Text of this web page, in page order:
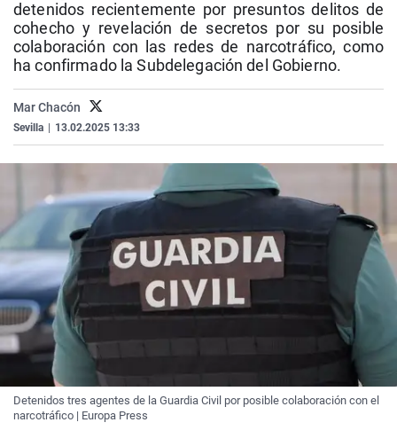
La rosa de los vientos
Gente viajera
Como el perro y el
Caso
Retornados
Equipo de
Extremadura
Galicia
La Rioja
Virales
Televisión
Elecciones
detenidos recientemente por presuntos delitos de
cohecho y revelación de secretos por su posible
colaboración con las redes de narcotráfico, como
ha confirmado la Subdelegación del Gobierno.
Mar Chacón
Sevilla 13.02.2025 13:33
Detenidos tres agentes de la Guardia Civil por posible colaboración con el
narcotráfico | Europa Press